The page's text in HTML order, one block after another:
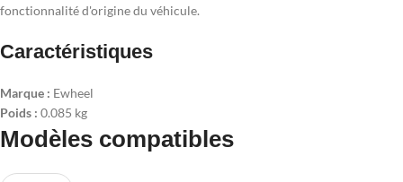
fonctionnalité d'origine du véhicule.
Caractéristiques
Marque : Ewheel
Poids : 0.085 kg
Modèles compatibles